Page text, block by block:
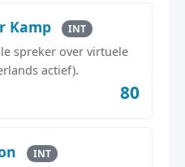
Kamp INT
spreker over virtuele
actief).
80
INT